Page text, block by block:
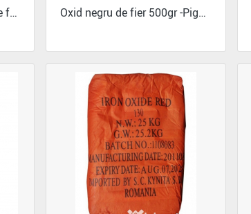
Oxid alb de titan 150 gr -se foloseste... Oxid negru de fier 500gr -Pigment cu putere...